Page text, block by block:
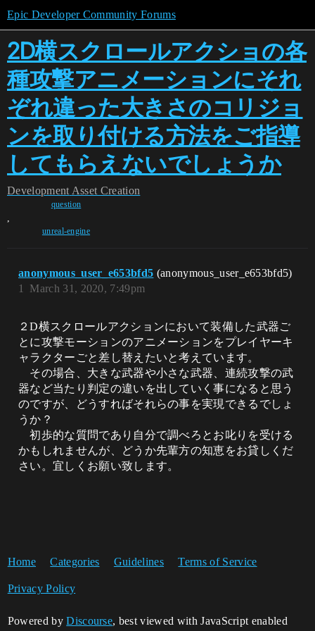
Epic Developer Community Forums
2D横スクロールアクショの各
種攻撃アニメーションにそれ
ぞれ違った大きさのコリジョ
ンを取り付ける方法をご指導
してもらえないでしょうか
Development Asset Creation
question
,
unreal-engine
anonymous_user_e653bfd5 (anonymous_user_e653bfd5)
March 31, 2020, 7:49pm
1
２D横スクロールアクションにおいて装備した武器ご
とに攻撃モーションのアニメーションをプレイヤーキ
ャラクターごと差し替えたいと考えています。
その場合、大きな武器や小さな武器、連続攻撃の武
器など当たり判定の違いを出していく事になると思う
のですが、どうすればそれらの事を実現できるでしょ
うか？
初歩的な質問であり自分で調べろとお叱りを受ける
かもしれませんが、どうか先輩方の知恵をお貸しくだ
さい。宜しくお願い致します。
Home Categories Guidelines Terms of Service
Privacy Policy
Powered byDiscourse, best viewed with JavaScript enabled